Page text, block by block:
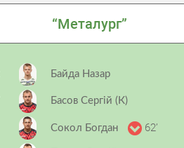
“Металург”
Байда Назар
Басов Сергій (К)
Сокол Богдан 62’